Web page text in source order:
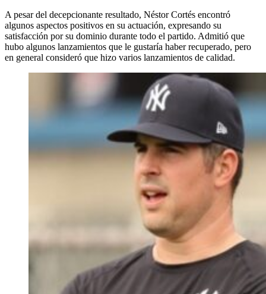
A pesar del decepcionante resultado, Néstor Cortés encontró
algunos aspectos positivos en su actuación, expresando su
satisfacción por su dominio durante todo el partido. Admitió que
hubo algunos lanzamientos que le gustaría haber recuperado, pero
en general consideró que hizo varios lanzamientos de calidad.